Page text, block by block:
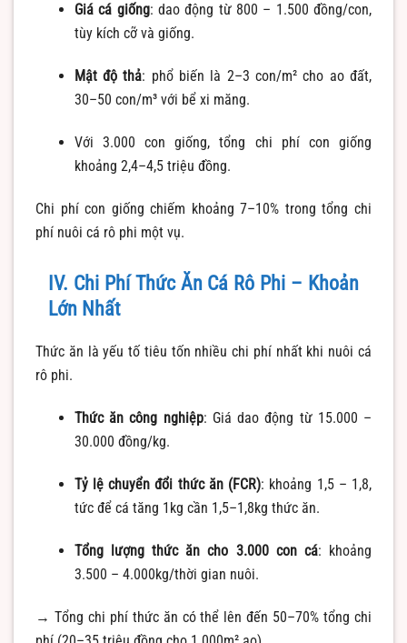
Giá cá giống: dao động từ 800 – 1.500 đồng/con,
tùy kích cỡ và giống.
Mật độ thả: phổ biến là 2–3 con/m² cho ao đất,
30–50 con/m³ với bể xi măng.
Với 3.000 con giống, tổng chi phí con giống
khoảng 2,4–4,5 triệu đồng.
Chi phí con giống chiếm khoảng 7–10% trong tổng chi
phí nuôi cá rô phi một vụ.
IV. Chi Phí Thức Ăn Cá Rô Phi – Khoản
Lớn Nhất
Thức ăn là yếu tố tiêu tốn nhiều chi phí nhất khi nuôi cá
rô phi.
Thức ăn công nghiệp: Giá dao động từ 15.000 –
30.000 đồng/kg.
Tỷ lệ chuyển đổi thức ăn (FCR): khoảng 1,5 – 1,8,
tức để cá tăng 1kg cần 1,5–1,8kg thức ăn.
Tổng lượng thức ăn cho 3.000 con cá: khoảng
3.500 – 4.000kg/thời gian nuôi.
→ Tổng chi phí thức ăn có thể lên đến 50–70% tổng chi